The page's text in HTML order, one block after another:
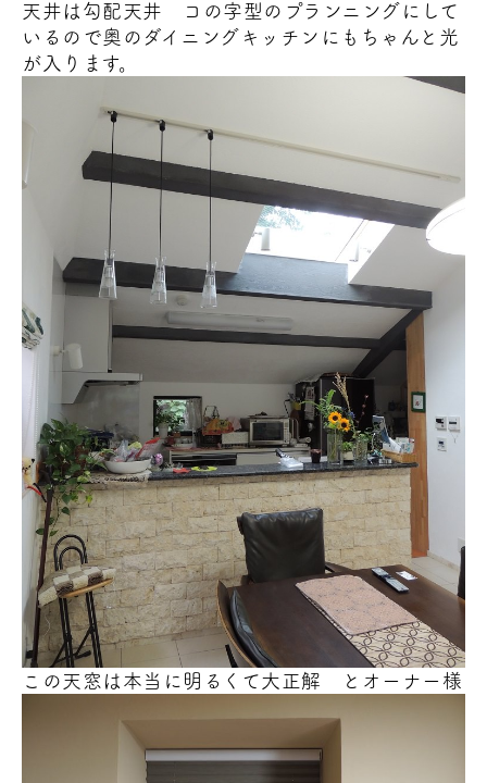
天井は勾配天井 コの字型のプランニングにして
いるので奥のダイニングキッチンにもちゃんと光
が入ります。
この天窓は本当に明るくて大正解 とオーナー様